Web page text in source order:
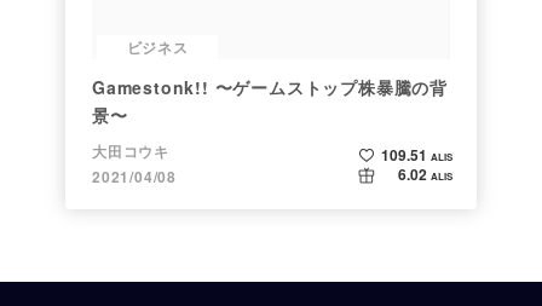
ビジネス
Gamestonk!! 〜ゲームストップ株暴騰の背
景〜
大田コウキ
2021/04/08
109.51 ALIS
6.02 ALIS